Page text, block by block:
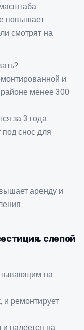
повышает
смотрят на
и
менее 300
за 3 года.
под снос для
аренду и
слепой
на
и ремонтирует